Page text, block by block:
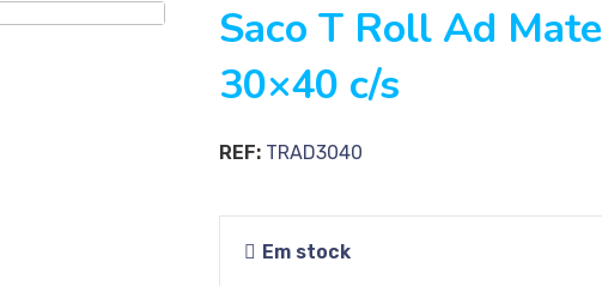
Saco T Roll Ad Mate
30×40 c/s
REF: TRAD3040
Em stock